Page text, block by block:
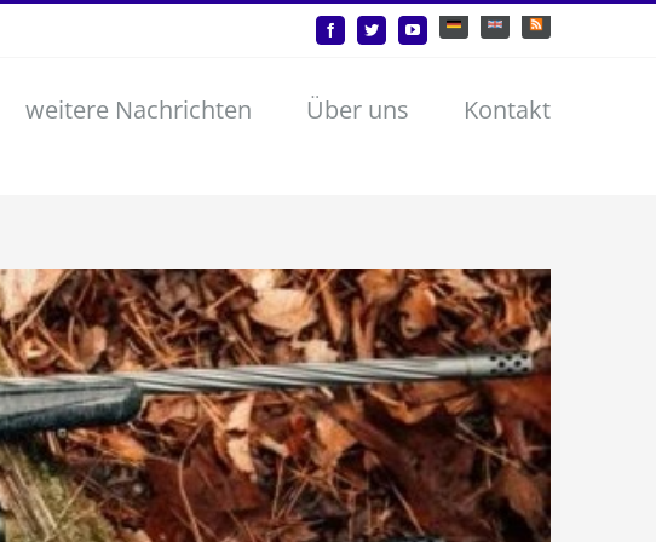
FacebookTwitterYouTubeDeutschEnglish Benutzerdefiniert
weitere Nachrichten Über uns Kontakt